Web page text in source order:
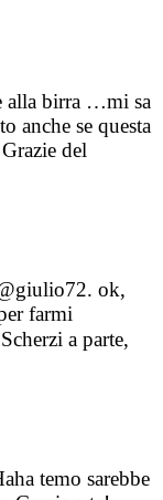
alla birra …mi sa
anche se questa
del
ok,
farmi
a parte,
temo sarebbe